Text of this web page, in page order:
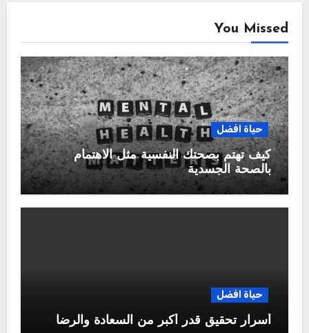
You Missed
حياة افضل
كيف تهتم بصحتك النفسية مثل الاهتمام
بالصحة الجسدية
حياة افضل
أسرار تحقيق قدر أكبر من السعادة والرضا